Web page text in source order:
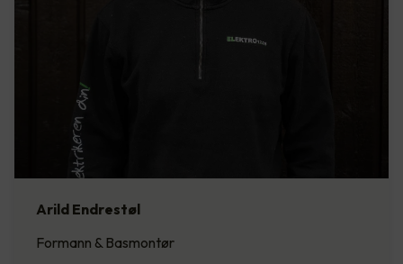
Arild Endrestøl
Formann & Basmontør